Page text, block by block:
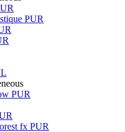
PUR
PUR
fx PUR